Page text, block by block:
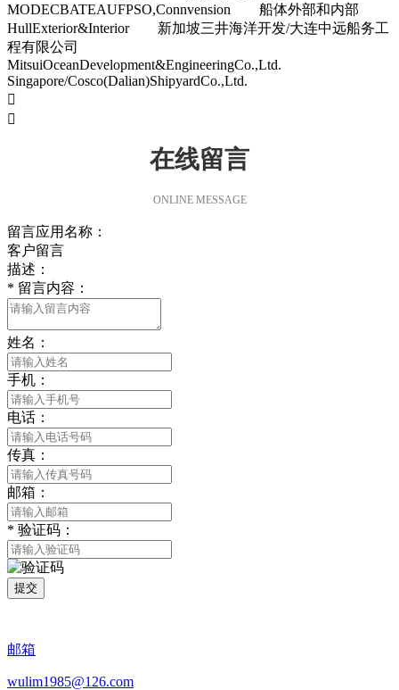
MODECBATEAUFPSO,Connvension 船体外部和内部
HullExterior&Interior 新加坡三井海洋开发/大连中远船务工
程有限公司
MitsuiOceanDevelopment&EngineeringCo.,Ltd.
Singapore/Cosco(Dalian)ShipyardCo.,Ltd.


在线留言
ONLINE MESSAGE
留言应用名称：
客户留言
描述：
* 留言内容：
姓名：
手机：
电话：
传真：
邮箱：
* 验证码：
提交
邮箱
wulim1985@126.com